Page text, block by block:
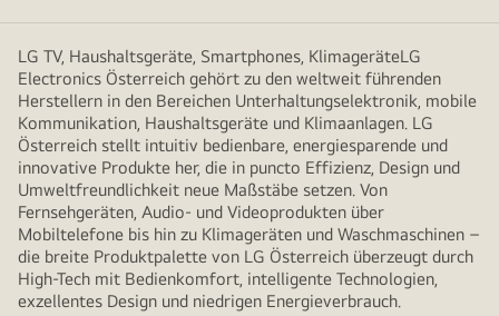
LG TV, Haushaltsgeräte, Smartphones, KlimageräteLG
Electronics Österreich gehört zu den weltweit führenden
Herstellern in den Bereichen Unterhaltungselektronik, mobile
Kommunikation, Haushaltsgeräte und Klimaanlagen. LG
Österreich stellt intuitiv bedienbare, energiesparende und
innovative Produkte her, die in puncto Effizienz, Design und
Umweltfreundlichkeit neue Maßstäbe setzen. Von
Fernsehgeräten, Audio- und Videoprodukten über
Mobiltelefone bis hin zu Klimageräten und Waschmaschinen –
die breite Produktpalette von LG Österreich überzeugt durch
High-Tech mit Bedienkomfort, intelligente Technologien,
exzellentes Design und niedrigen Energieverbrauch.